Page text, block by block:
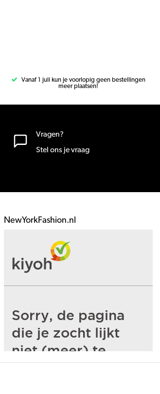
Vanaf 1 juli kun je voorlopig geen bestellingen
meer plaatsen!
Vragen?
Stel ons je vraag
NewYorkFashion.nl